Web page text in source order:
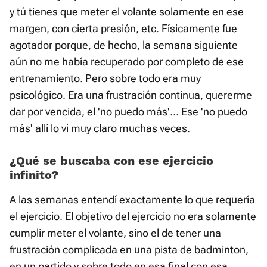
y tú tienes que meter el volante solamente en ese
margen, con cierta presión, etc. Físicamente fue
agotador porque, de hecho, la semana siguiente
aún no me había recuperado por completo de ese
entrenamiento. Pero sobre todo era muy
psicológico. Era una frustración continua, quererme
dar por vencida, el 'no puedo más'... Ese 'no puedo
más' allí lo vi muy claro muchas veces.
¿Qué se buscaba con ese ejercicio
infinito?
A las semanas entendí exactamente lo que requería
el ejercicio. El objetivo del ejercicio no era solamente
cumplir meter el volante, sino el de tener una
frustración complicada en una pista de badminton,